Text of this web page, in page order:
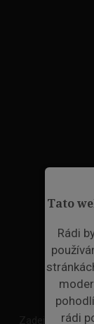
Tato
Rádi
rádi
Zadejte váš